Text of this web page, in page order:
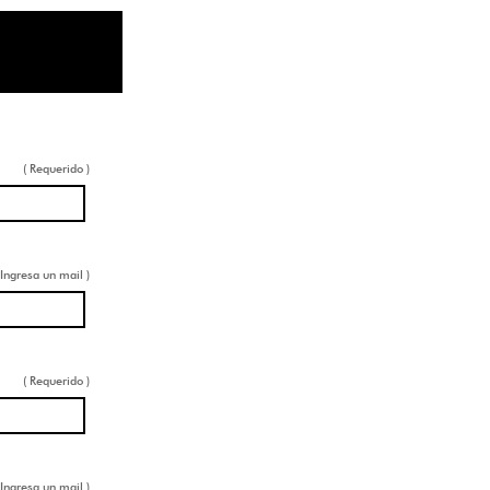
( Requerido )
un mail )
( Requerido )